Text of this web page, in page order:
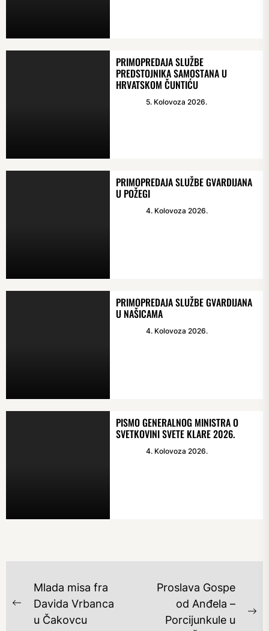
PRIMOPREDAJA SLUŽBE
PREDSTOJNIKA SAMOSTANA U
HRVATSKOM ČUNTIĆU
5. Kolovoza 2026.
PRIMOPREDAJA SLUŽBE GVARDIJANA
U POŽEGI
4. Kolovoza 2026.
PRIMOPREDAJA SLUŽBE GVARDIJANA
U NAŠICAMA
4. Kolovoza 2026.
PISMO GENERALNOG MINISTRA O
SVETKOVINI SVETE KLARE 2026.
4. Kolovoza 2026.
NAVIGACIJA
OBJAVA
Previous
post:
Mlada misa fra
Davida Vrbanca
u Čakovcu
Proslava Gospe
od Anđela –
Porcijunkule u